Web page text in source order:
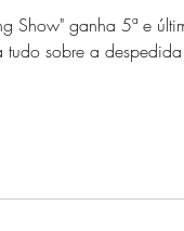
Show" ganha 5ª e
sobre a